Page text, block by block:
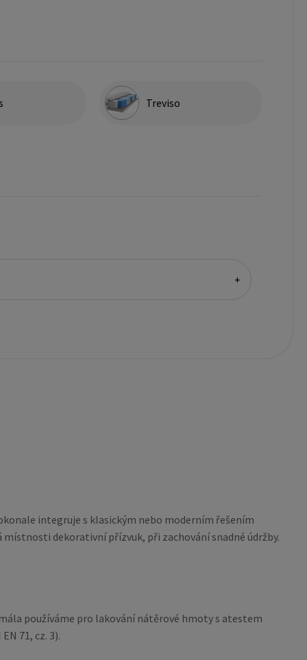
Treviso
+
integruje s klasickým nebo moderním řešením
dekorativní přízvuk, při zachování snadné údržby.
používáme pro lakování nátěrové hmoty s atestem
71, cz. 3).